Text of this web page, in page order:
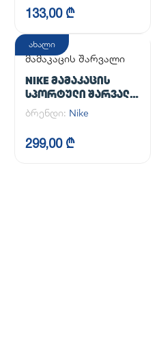
133,00 ₾
ახალი
მამაკაცის შარვალი
NIKE ᲛᲐᲛᲐᲙᲐᲪᲘᲡ
ᲡᲞᲝᲠᲢᲣᲚᲘ ᲨᲐᲠᲕᲐᲚᲘ
M NK DF UNLIMITED
PANT TPR
ბრენდი: Nike
299,00 ₾